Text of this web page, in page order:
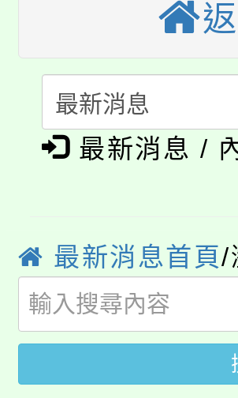
半價優惠，
者。
份教師增能研
大溪自造教
份教師研習
會
115年食農教
程
「本色祭」8/
8/21下午1時
局官網。
8月14至27日
開!
115年桃園市
田徑場及游泳
桃園市低收入
視費優惠，
大園自造教
最新消息 /
最新消息首頁/